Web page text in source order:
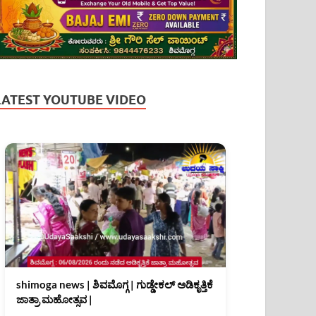
YOUTUBE VIDEO
shimoga news | ಶಿವಮೊಗ್ಗ | ಗುಡ್ಡೇಕಲ್ ಅಡಿಕೃತ್ತಿಕೆ
ಜಾತ್ರಾ ಮಹೋತ್ಸವ |